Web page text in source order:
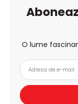
O lume